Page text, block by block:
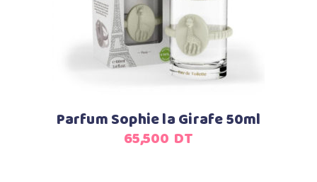
Parfum Sophie la Girafe 50ml
65,500 DT